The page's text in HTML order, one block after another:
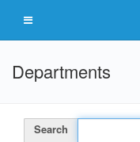
Departments
Search